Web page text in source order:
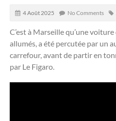
4 Août 2025 No Comments
C’est à Marseille qu’une
allumés, a été percutée par un
carrefour, avant de partir en
par Le Figaro.